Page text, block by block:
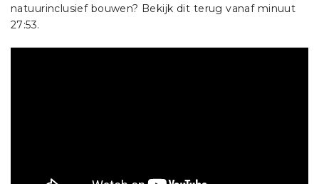
natuurinclusief bouwen? Bekijk dit terug vanaf minuut
27:53.